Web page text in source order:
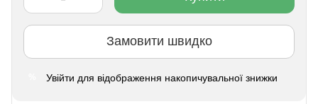
Замовити швидко
Увійти для відображення накопичувальної знижки